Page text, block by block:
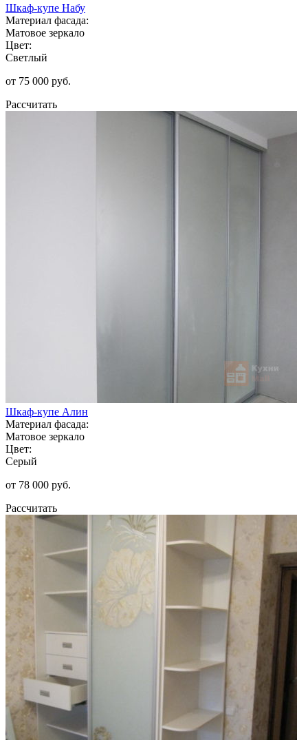
Шкаф-купе Набу
Материал фасада:
Матовое зеркало
Цвет:
Светлый
от 75 000 руб.
Рассчитать
Шкаф-купе Алин
Материал фасада:
Матовое зеркало
Цвет:
Серый
от 78 000 руб.
Рассчитать